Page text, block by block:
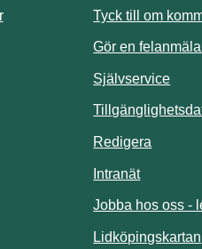
Tyck till om
Gör en
SjälvserviceLänk
Redigera
IntranätLänk till
Jobba hos oss -
Lidköpingskartan